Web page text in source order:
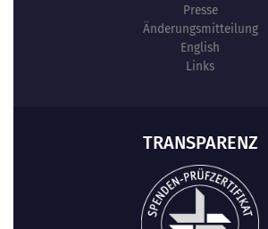
Presse
Änderungsmitteilung
English
Links
TRANSPARENZ